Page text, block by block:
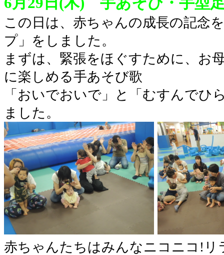
この日は、赤ちゃんの成長の記念
プ」をしました。
まずは、緊張をほぐすために、お
に楽しめる手あそび歌
「おいでおいで」と「むすんでひ
ました。
赤ちゃんたちはみんなニコニコ!